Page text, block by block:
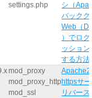
settings.php
シ（
バック
Web（
）でロ
ッショ
する方法
mod_proxy
mod_proxy_http
mod_ssl
httpsサ
リバー